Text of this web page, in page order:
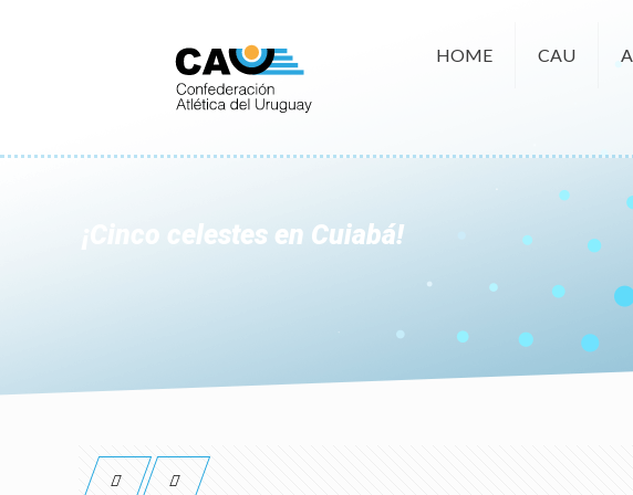
HOME CAU
¡Cinco celestes en Cuiabá!